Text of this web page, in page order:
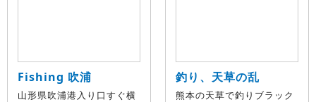
Fishing 吹浦
山形県吹浦港入り口すぐ横
釣り、天草の乱
熊本の天草で釣りブラック